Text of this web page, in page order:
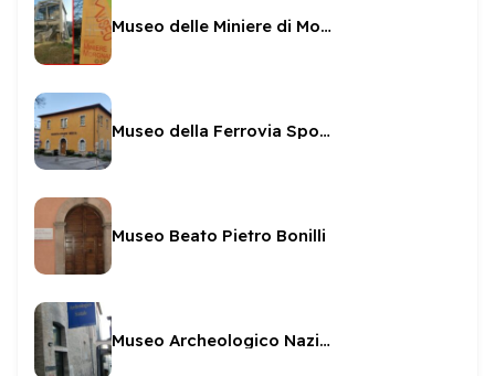
Museo delle Miniere di Morgnano
Museo della Ferrovia Spoleto Norcia
Museo Beato Pietro Bonilli
Museo Archeologico Nazionale